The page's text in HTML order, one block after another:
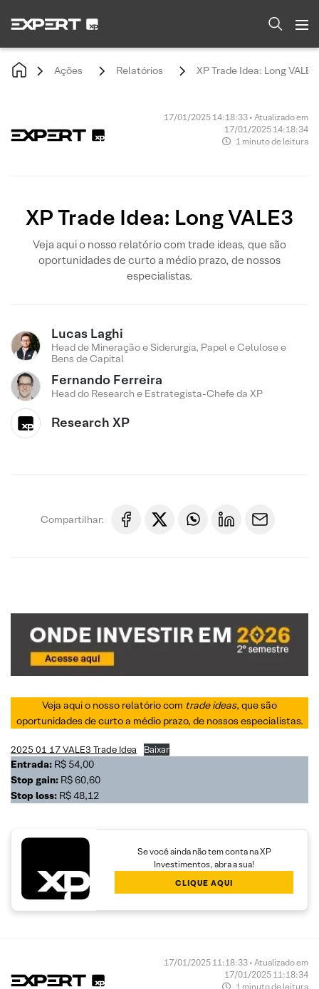
Ações Relatórios XP Trade Idea: Long VALE3
17/01/2025 14:18:33 • Atualizado em
17/01/2025 14:18:34
1 minuto de leitura
XP Trade Idea: Long VALE3
Veja aqui o nosso relatório com trade ideas, que são
oportunidades de curto a médio prazo, de nossos
especialistas.
Lucas Laghi
Head de Mineração e Siderurgia, Papel e Celulose e
Bens de Capital
Fernando Ferreira
Head do Research e Estrategista-Chefe da XP
Research XP
Compartilhar:
Veja aqui o nosso relatório com trade ideas, que são
oportunidades de curto a médio prazo, de nossos especialistas.
2025 01 17 VALE3 Trade Idea Baixar
Entrada: R$ 54,00
Stop gain: R$ 60,60
Stop loss: R$ 48,12
Se você ainda não tem conta na XP
Investimentos, abra a sua!
CLIQUE AQUI
17/01/2025 11:18:33 • Atualizado em
17/01/2025 11:18:34
1 minuto de leitura